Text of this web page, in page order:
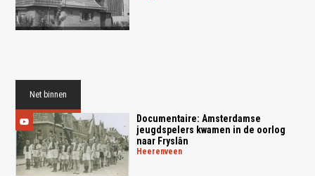
Net binnen
Documentaire: Amsterdamse
jeugdspelers kwamen in de oorlog
naar Fryslân
heerenveen